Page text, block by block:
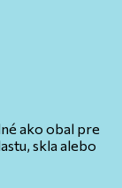
ako obal pre
skla alebo